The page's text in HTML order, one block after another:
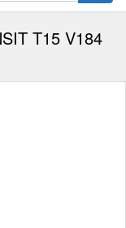
T15 V184